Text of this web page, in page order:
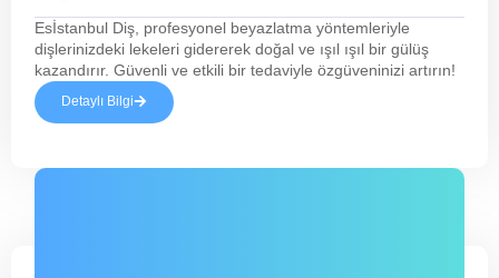
Esİstanbul Diş, profesyonel beyazlatma yöntemleriyle
dişlerinizdeki lekeleri gidererek doğal ve ışıl ışıl bir gülüş
kazandırır. Güvenli ve etkili bir tedaviyle özgüveninizi artırın!
Detaylı Bilgi